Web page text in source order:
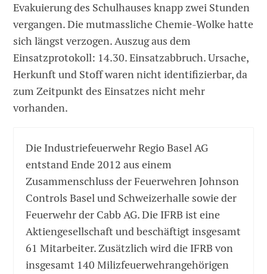
Evakuierung des Schulhauses knapp zwei Stunden
vergangen. Die mutmassliche Chemie-Wolke hatte
sich längst verzogen. Auszug aus dem
Einsatzprotokoll: 14.30. Einsatzabbruch. Ursache,
Herkunft und Stoff waren nicht identifizierbar, da
zum Zeitpunkt des Einsatzes nicht mehr
vorhanden.
Die Industriefeuerwehr Regio Basel AG
entstand Ende 2012 aus einem
Zusammenschluss der Feuerwehren Johnson
Controls Basel und Schweizerhalle sowie der
Feuerwehr der Cabb AG. Die IFRB ist eine
Aktiengesellschaft und beschäftigt insgesamt
61 Mitarbeiter. Zusätzlich wird die IFRB von
insgesamt 140 Milizfeuerwehrangehörigen